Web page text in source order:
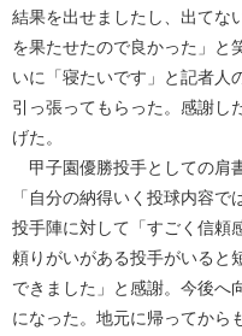
結果を出せましたし、出てな
を果たせたので良かった」と
いに「寝たいです」と記者人
引っ張ってもらった。感謝し
げた。
甲子園優勝投手としての肩
「自分の納得いく投球内容
投手陣に対して「すごく信頼
頼りがいがある投手がいると
できました」と感謝。今後へ
になった。地元に帰ってから